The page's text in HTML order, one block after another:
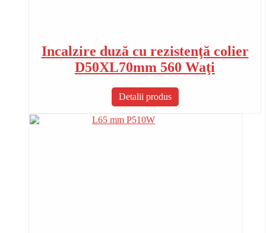
Incalzire duză cu rezistenţă colier
D50XL70mm 560 Waţi
Detalii produs